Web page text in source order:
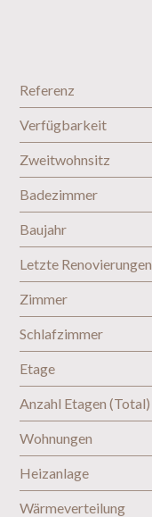
Referenz
Verfügbarkeit
Zweitwohnsitz
Badezimmer
Baujahr
Letzte Renovierungen
Zimmer
Schlafzimmer
Etage
Anzahl Etagen (Total)
Wohnungen
Heizanlage
Wärmeverteilung